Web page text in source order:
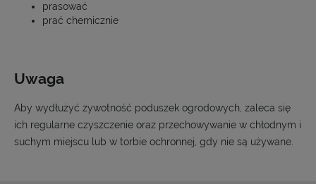
prasować
prać chemicznie
Uwaga
Aby wydłużyć żywotność poduszek ogrodowych, zaleca się
ich regularne czyszczenie oraz przechowywanie w chłodnym i
suchym miejscu lub w torbie ochronnej, gdy nie są używane.